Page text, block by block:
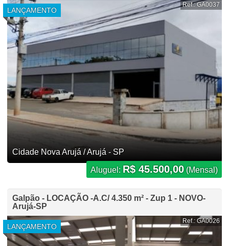
LANÇAMENTO
Ref.: GA0037
Cidade Nova Arujá / Arujá - SP
Aluguel: R$ 45.500,00 (Mensal)
Galpão - LOCAÇÃO -A.C/ 4.350 m² - Zup 1 - NOVO-
Arujá-SP
LANÇAMENTO
Ref.: GA0026